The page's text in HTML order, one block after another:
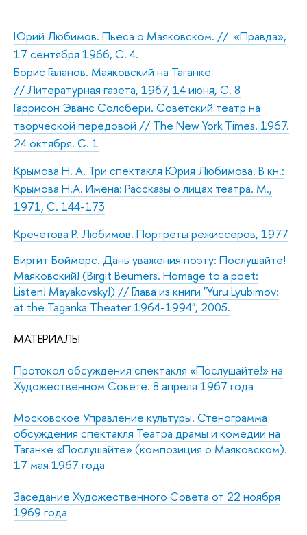
Юрий Любимов. Пьеса о Маяковском. // «Правда»,
17 сентября 1966, С. 4.
Борис Галанов. Маяковский на Таганке
// Литературная газета, 1967, 14 июня, С. 8
Гаррисон Эванс Солсбери. Советский театр на
творческой передовой // The New York Times. 1967.
24 октября. С. 1
Крымова Н. А. Три спектакля Юрия Любимова. В кн.:
Крымова Н.А. Имена: Рассказы о лицах театра. М.,
1971, С. 144-173
Кречетова Р. Любимов. Портреты режиссеров, 1977
Биргит Боймерс. Дань уважения поэту: Послушайте!
Маяковский! (Birgit Beumers. Homage to a poet:
Listen! Mayakovsky!) // Глава из книги "Yuru Lyubimov:
at the Taganka Theater 1964-1994", 2005.
МАТЕРИАЛЫ
Протокол обсуждения спектакля «Послушайте!» на
Художественном Совете. 8 апреля 1967 года
Московское Управление культуры. Стенограмма
обсуждения спектакля Театра драмы и комедии на
Таганке «Послушайте» (композиция о Маяковском).
17 мая 1967 года
Заседание Художественного Совета от 22 ноября
1969 года